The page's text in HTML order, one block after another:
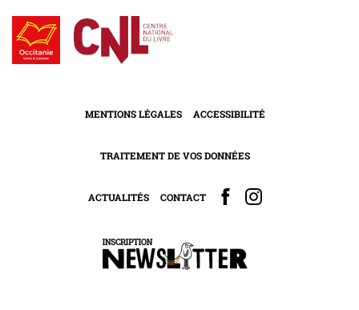
MENTIONS LÉGALES ACCESSIBILITÉ
TRAITEMENT DE VOS DONNÉES
ACTUALITÉS CONTACT